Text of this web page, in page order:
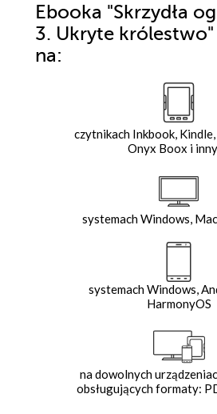
Ebooka "Skrzydła
3. Ukryte królestwo"
na:
czytnikach Inkbook,
Onyx Boox i
systemach Windows,
systemach Windows,
HarmonyOS
na dowolnych
obsługujących formaty: